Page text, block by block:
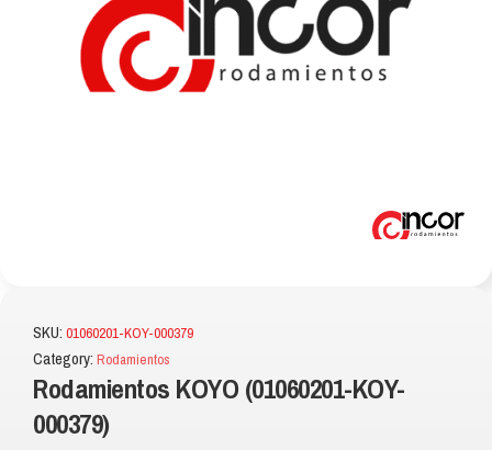
SKU: 01060201-KOY-000379
Category: Rodamientos
Rodamientos KOYO (01060201-KOY-
000379)